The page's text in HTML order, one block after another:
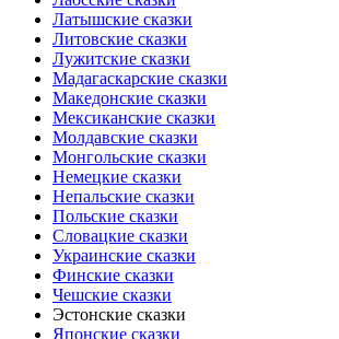
Латышские сказки
Литовские сказки
Лужитские сказки
Мадагаскарские сказки
Македонские сказки
Мексиканские сказки
Молдавские сказки
Монгольские сказки
Немецкие сказки
Непальские сказки
Польские сказки
Словацкие сказки
Украинские сказки
Финские сказки
Чешские сказки
Эстонские сказки
Японские сказки